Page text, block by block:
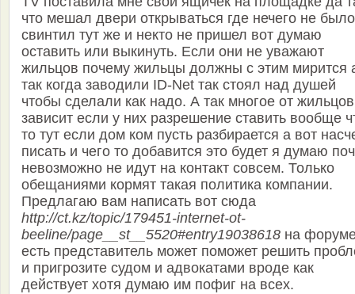
что мешал двери открываться где нечего не было
свинтил тут же и некто не пришел вот думаю
оставить или выкинуть. Если они не уважают
жильцов почему жильцы должны с этим мирится
так когда заводили ID-Net так стоял над душей
чтобы сделали как надо. А так многое от жильцов
зависит если у них разрешение ставить вообще
то тут если дом ком пусть разбирается а вот
писать и чего то добавится это будет я думаю
невозможно не идут на контакт совсем. Только
обещаниями кормят такая политика компании.
Предлагаю вам написать вот сюда
http://ct.kz/topic/179451-internet-ot-
beeline/page__st__5520#entry19038618 на
есть представитель может поможет решить
и пригрозите судом и адвокатами вроде как
действует хотя думаю им пофиг на всех.